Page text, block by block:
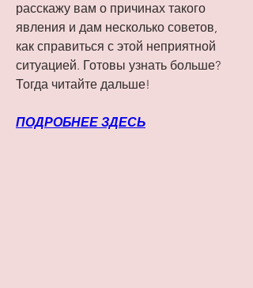
расскажу вам о причинах такого
явления и дам несколько советов,
как справиться с этой неприятной
ситуацией. Готовы узнать больше?
Тогда читайте дальше!
ПОДРОБНЕЕ ЗДЕСЬ